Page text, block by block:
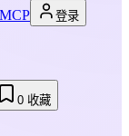
MCP
登录
0 收藏